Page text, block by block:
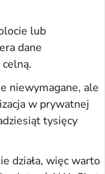
lub
dane
niewymagane, ale
w prywatnej
tysięcy
działa, więc warto